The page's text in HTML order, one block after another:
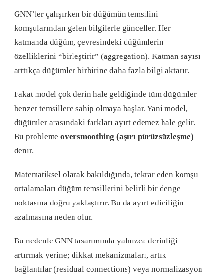
GNN’ler çalışırken bir düğümün temsilini
komşularından gelen bilgilerle günceller. Her
katmanda düğüm, çevresindeki düğümlerin
özelliklerini “birleştirir” (aggregation). Katman sayısı
arttıkça düğümler birbirine daha fazla bilgi aktarır.
Fakat model çok derin hale geldiğinde tüm düğümler
benzer temsillere sahip olmaya başlar. Yani model,
düğümler arasındaki farkları ayırt edemez hale gelir.
Bu probleme oversmoothing (aşırı pürüzsüzleşme)
denir.
Matematiksel olarak bakıldığında, tekrar eden komşu
ortalamaları düğüm temsillerini belirli bir denge
noktasına doğru yaklaştırır. Bu da ayırt ediciliğin
azalmasına neden olur.
Bu nedenle GNN tasarımında yalnızca derinliği
artırmak yerine; dikkat mekanizmaları, artık
bağlantılar (residual connections) veya normalizasyon